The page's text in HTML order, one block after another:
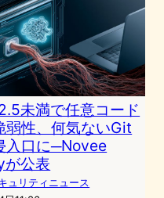
未満で任意コード
弱性、何気ないGit
入口に─Novee
公表
ュリティニュース